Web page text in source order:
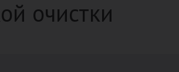
очистки